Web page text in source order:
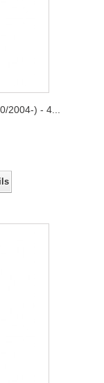
2004-) - 4...